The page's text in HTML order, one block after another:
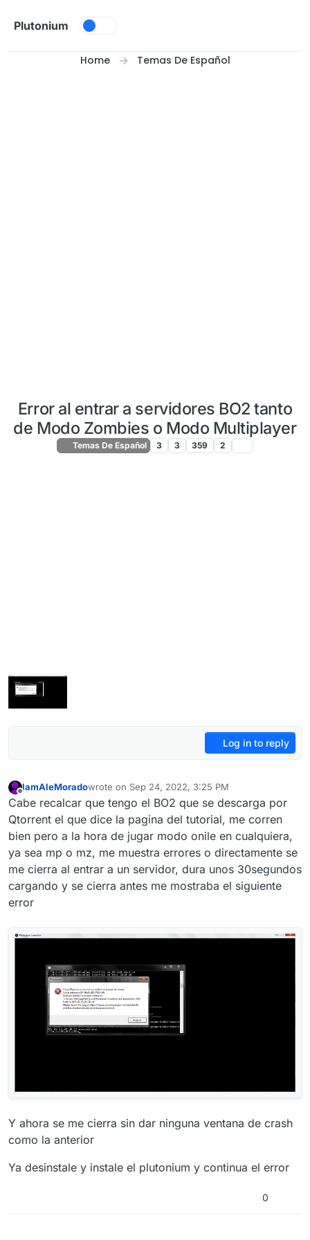
Plutonium
Home Temas De Español
Error al entrar a servidores BO2 tanto
de Modo Zombies o Modo Multiplayer
Temas De Español 3 3 359 2
Log in to reply
Offline
IamAleMoradowrote on Sep 24, 2022, 3:25 PM
last edited by
Cabe recalcar que tengo el BO2 que se descarga por
Qtorrent el que dice la pagina del tutorial, me corren
bien pero a la hora de jugar modo onile en cualquiera,
ya sea mp o mz, me muestra errores o directamente se
me cierra al entrar a un servidor, dura unos 30segundos
cargando y se cierra antes me mostraba el siguiente
error
Y ahora se me cierra sin dar ninguna ventana de crash
como la anterior
Ya desinstale y instale el plutonium y continua el error
0